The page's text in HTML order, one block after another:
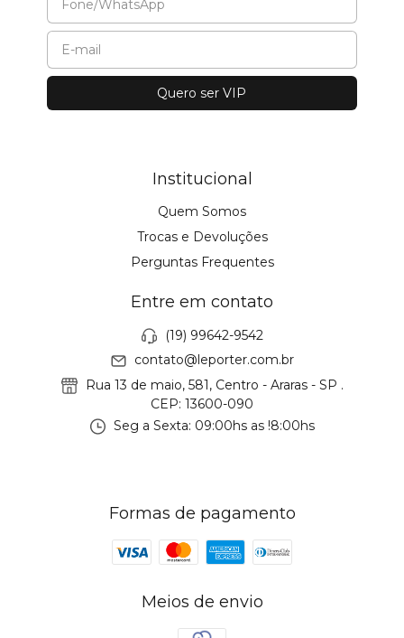
Institucional
Quem Somos
Trocas e Devoluções
Perguntas Frequentes
Entre em contato
(19) 99642-9542
contato@leporter.com.br
Rua 13 de maio, 581, Centro - Araras - SP .
CEP: 13600-090
Seg a Sexta: 09:00hs as !8:00hs
Formas de pagamento
Meios de envio